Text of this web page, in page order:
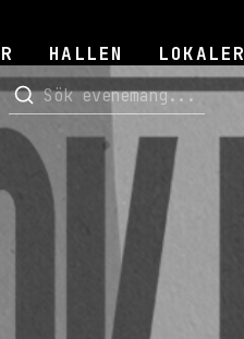
HALLEN LOKALER